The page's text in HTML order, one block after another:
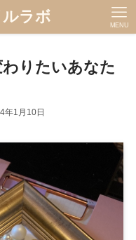
ラボ MENU
りたいあなた
年1月10日